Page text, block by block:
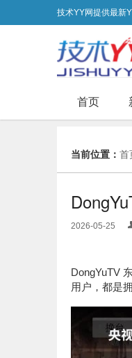
技术YY网提供最新
首页
当前位置： 首
2026-05-25
DongYuTV
用户，都是